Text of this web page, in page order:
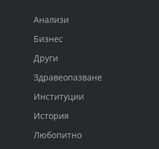
Анализи
Бизнес
Други
Здравеопазване
Институции
История
Любопитно